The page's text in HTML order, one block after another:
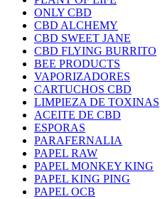
ONLY CBD
CBD ALCHEMY
CBD SWEET JANE
CBD FLYING BURRITO
BEE PRODUCTS
VAPORIZADORES
CARTUCHOS CBD
LIMPIEZA DE TOXINAS
ACEITE DE CBD
ESPORAS
PARAFERNALIA
PAPEL RAW
PAPEL MONKEY KING
PAPEL KING PING
PAPEL OCB